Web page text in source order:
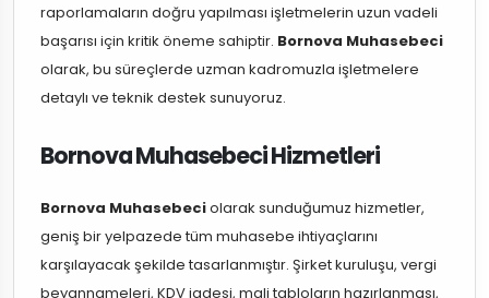
raporlamaların doğru yapılması işletmelerin uzun vadeli
başarısı için kritik öneme sahiptir. Bornova Muhasebeci
olarak, bu süreçlerde uzman kadromuzla işletmelere
detaylı ve teknik destek sunuyoruz.
Bornova Muhasebeci Hizmetleri
Bornova Muhasebeciolarak sunduğumuz hizmetler,
geniş bir yelpazede tüm muhasebe ihtiyaçlarını
karşılayacak şekilde tasarlanmıştır. Şirket kuruluşu, vergi
beyannameleri, KDV iadesi, mali tabloların hazırlanması,